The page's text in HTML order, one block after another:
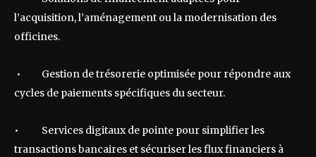
l’acquisition, l’aménagement ou la modernisation des
officines.
• Gestion de trésorerie optimisée pour répondre aux
cycles de paiements spécifiques du secteur.
• Services digitaux de pointe pour simplifier les
transactions bancaires et sécuriser les flux financiers à